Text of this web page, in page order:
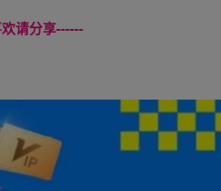
请分享------